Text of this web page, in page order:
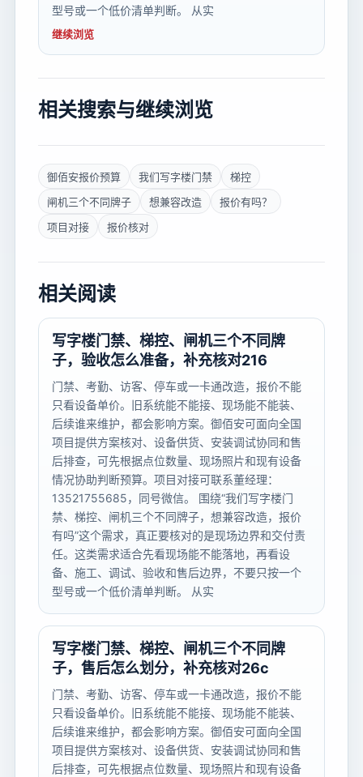
型号或一个低价清单判断。 从实
继续浏览
相关搜索与继续浏览
御佰安报价预算 我们写字楼门禁
梯控
闸机三个不同牌子
想兼容改造
报价有吗？
项目对接
报价核对
相关阅读
写字楼门禁、梯控、闸机三个不同牌
子，验收怎么准备，补充核对216
门禁、考勤、访客、停车或一卡通改造，报价不能
只看设备单价。旧系统能不能接、现场能不能装、
后续谁来维护，都会影响方案。御佰安可面向全国
项目提供方案核对、设备供货、安装调试协同和售
后排查，可先根据点位数量、现场照片和现有设备
情况协助判断预算。项目对接可联系董经理：
13521755685，同号微信。 围绕“我们写字楼门
禁、梯控、闸机三个不同牌子，想兼容改造，报价
有吗”这个需求，真正要核对的是现场边界和交付责
任。这类需求适合先看现场能不能落地，再看设
备、施工、调试、验收和售后边界，不要只按一个
型号或一个低价清单判断。 从实
写字楼门禁、梯控、闸机三个不同牌
子，售后怎么划分，补充核对26c
门禁、考勤、访客、停车或一卡通改造，报价不能
只看设备单价。旧系统能不能接、现场能不能装、
后续谁来维护，都会影响方案。御佰安可面向全国
项目提供方案核对、设备供货、安装调试协同和售
后排查，可先根据点位数量、现场照片和现有设备